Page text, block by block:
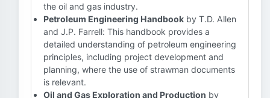
the oil and gas industry.
Petroleum Engineering Handbook by T.D. Allen
and J.P. Farrell: This handbook provides a
detailed understanding of petroleum engineering
principles, including project development and
planning, where the use of strawman documents
is relevant.
Oil and Gas Exploration and Production by